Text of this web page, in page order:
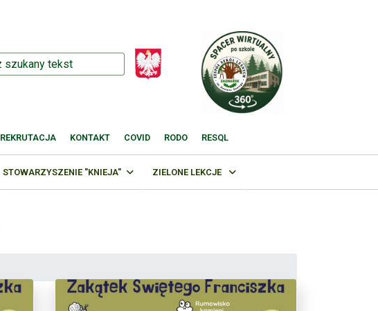
REKRUTACJA KONTAKT COVID RODO RESQL
STOWARZYSZENIE "KNIEJA" ZIELONE LEKCJE